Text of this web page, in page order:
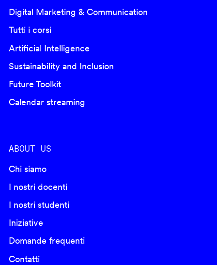
Digital Marketing & Communication
Tutti i corsi
Artificial Intelligence
Sustainability and Inclusion
Future Toolkit
Calendar streaming
ABOUT US
Chi siamo
I nostri docenti
I nostri studenti
Iniziative
Domande frequenti
Contatti